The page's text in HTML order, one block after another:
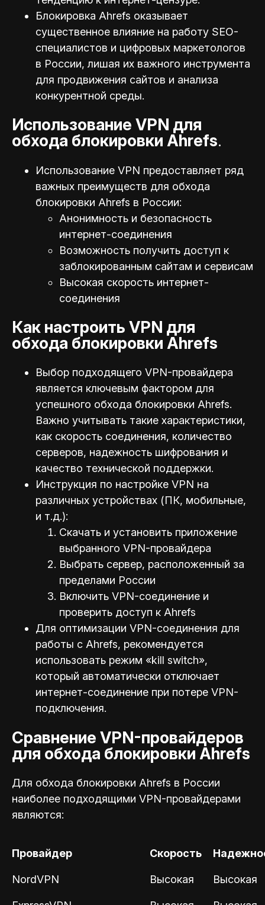
Блокировка Ahrefs оказывает
существенное влияние на работу SEO-
специалистов и цифровых маркетологов
в России, лишая их важного инструмента
для продвижения сайтов и анализа
конкурентной среды.
Использование VPN для
обхода блокировки Ahrefs.
Использование VPN предоставляет ряд
важных преимуществ для обхода
блокировки Ahrefs в России:
Анонимность и безопасность
интернет-соединения
Возможность получить доступ к
заблокированным сайтам и сервисам
Высокая скорость интернет-
соединения
Как настроить VPN для
обхода блокировки Ahrefs
Выбор подходящего VPN-провайдера
является ключевым фактором для
успешного обхода блокировки Ahrefs.
Важно учитывать такие характеристики,
как скорость соединения, количество
серверов, надежность шифрования и
качество технической поддержки.
Инструкция по настройке VPN на
различных устройствах (ПК, мобильные,
и т.д.):
Скачать и установить приложение
выбранного VPN-провайдера
Выбрать сервер, расположенный за
пределами России
Включить VPN-соединение и
проверить доступ к Ahrefs
Для оптимизации VPN-соединения для
работы с Ahrefs, рекомендуется
использовать режим «kill switch»,
который автоматически отключает
интернет-соединение при потере VPN-
подключения.
Сравнение VPN-провайдеров
для обхода блокировки Ahrefs
Для обхода блокировки Ahrefs в России
наиболее подходящими VPN-провайдерами
являются:
Провайдер Скорость
NordVPN Высокая Высокая